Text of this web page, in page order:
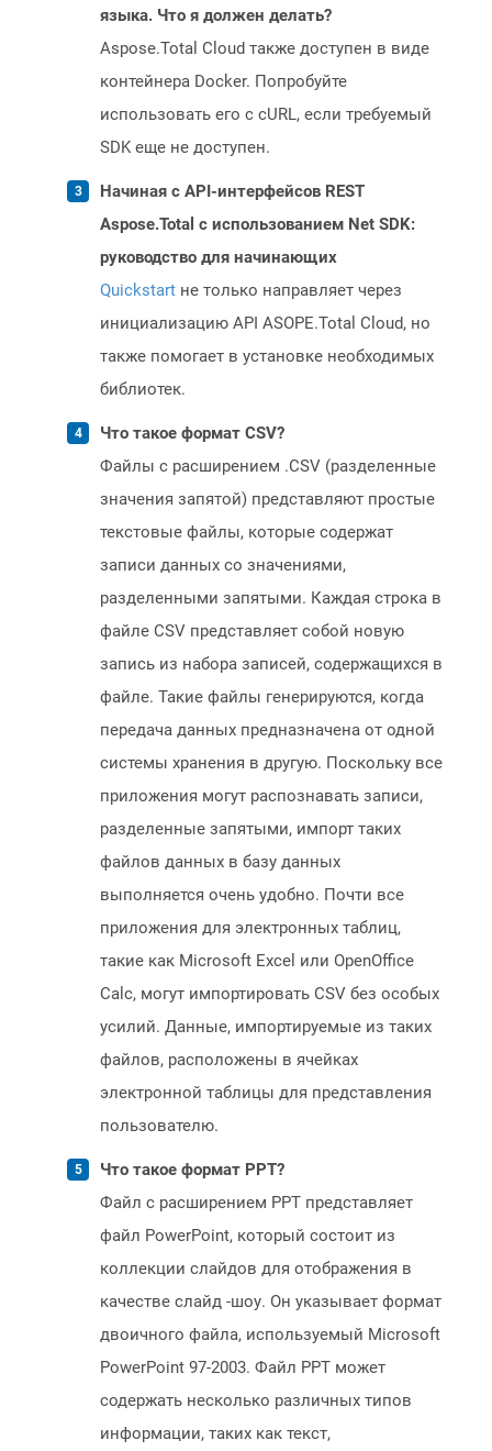
языка. Что я должен делать?
Aspose.Total Cloud также доступен в виде
контейнера Docker. Попробуйте
использовать его с cURL, если требуемый
SDK еще не доступен.
Начиная с API-интерфейсов REST
Aspose.Total с использованием Net SDK:
руководство для начинающих
Quickstart не только направляет через
инициализацию API ASOPE.Total Cloud, но
также помогает в установке необходимых
библиотек.
Что такое формат CSV?
Файлы с расширением .CSV (разделенные
значения запятой) представляют простые
текстовые файлы, которые содержат
записи данных со значениями,
разделенными запятыми. Каждая строка в
файле CSV представляет собой новую
запись из набора записей, содержащихся в
файле. Такие файлы генерируются, когда
передача данных предназначена от одной
системы хранения в другую. Поскольку все
приложения могут распознавать записи,
разделенные запятыми, импорт таких
файлов данных в базу данных
выполняется очень удобно. Почти все
приложения для электронных таблиц,
такие как Microsoft Excel или OpenOffice
Calc, могут импортировать CSV без особых
усилий. Данные, импортируемые из таких
файлов, расположены в ячейках
электронной таблицы для представления
пользователю.
Что такое формат PPT?
Файл с расширением PPT представляет
файл PowerPoint, который состоит из
коллекции слайдов для отображения в
качестве слайд -шоу. Он указывает формат
двоичного файла, используемый Microsoft
PowerPoint 97-2003. Файл PPT может
содержать несколько различных типов
информации, таких как текст,